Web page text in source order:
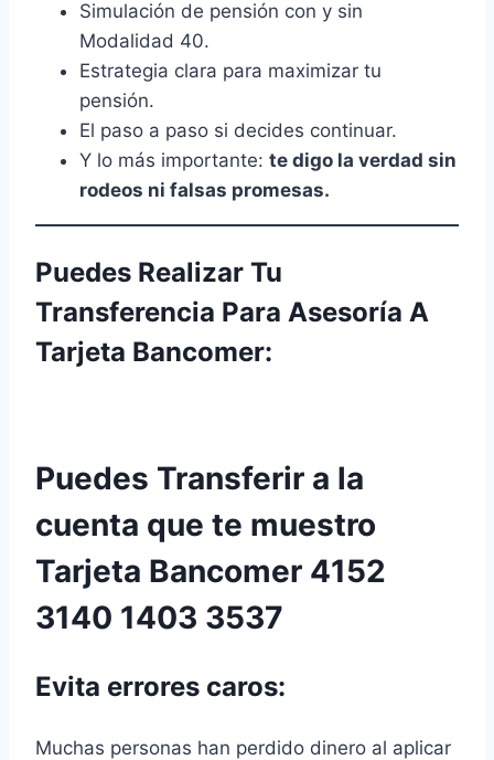
Simulación de pensión con y sin
Modalidad 40.
Estrategia clara para maximizar tu
pensión.
El paso a paso si decides continuar.
Y lo más importante: te digo la verdad sin
rodeos ni falsas promesas.
Puedes Realizar Tu
Transferencia Para Asesoría A
Tarjeta Bancomer:
Puedes Transferir a la
cuenta que te muestro
Tarjeta Bancomer 4152
3140 1403 3537
Evita errores caros:
Muchas personas han perdido dinero al aplicar